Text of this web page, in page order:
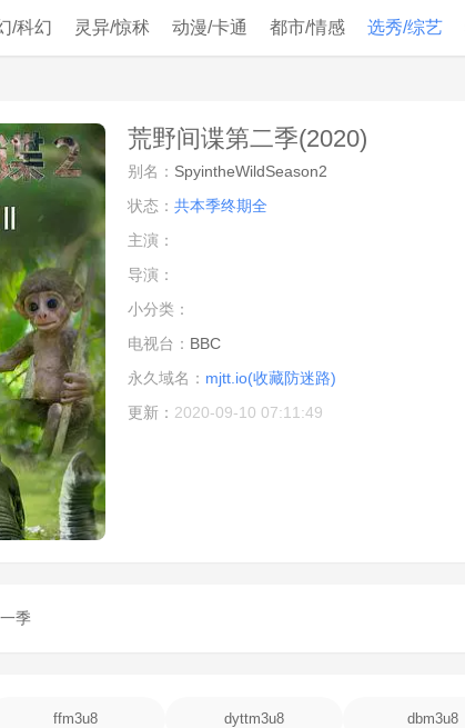
/科幻 灵异/惊秫 动漫/卡通 都市/情感 选秀/综艺
荒野间谍第二季(2020)
别名： SpyintheWildSeason2
状态： 共本季终期全
主演：
导演：
小分类：
电视台： BBC
永久域名： mjtt.io(收藏防迷路)
更新： 2020-09-10 07:11:49
季
ffm3u8 dyttm3u8 dbm3u8